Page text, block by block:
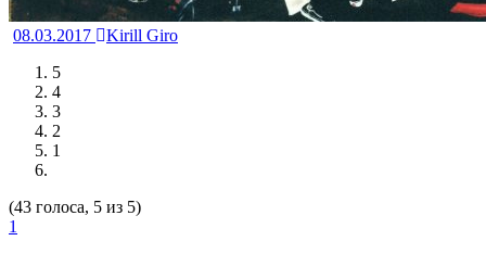
08.03.2017
Kirill Giro
5
4
3
2
1
(43 голоса, 5 из 5)
1